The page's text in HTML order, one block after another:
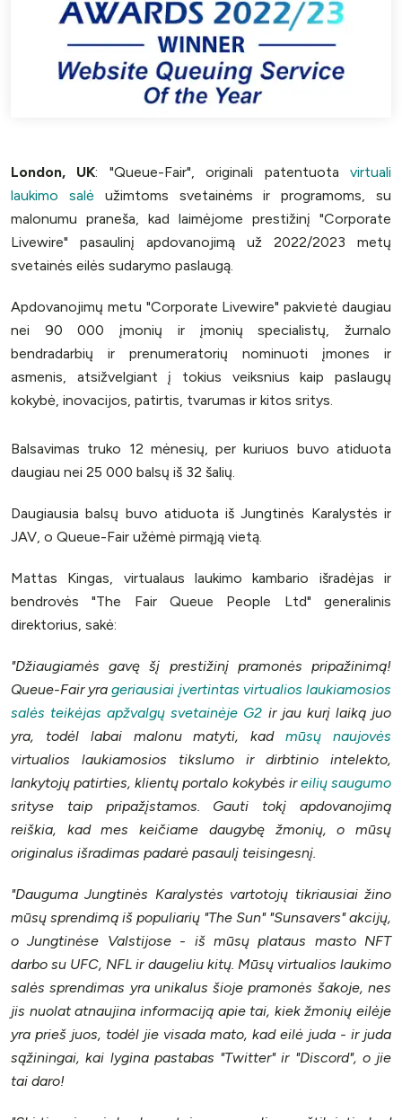
London, UK: "Queue-Fair", originali patentuotavirtuali
laukimo salėužimtoms svetainėms ir programoms, su
malonumu praneša, kad laimėjome prestižinį "Corporate
Livewire" pasaulinį apdovanojimą už 2022/2023 metų
svetainės eilės sudarymo paslaugą.
Apdovanojimų metu "Corporate Livewire" pakvietė daugiau
nei 90 000 įmonių ir įmonių specialistų, žurnalo
bendradarbių ir prenumeratorių nominuoti įmones ir
asmenis, atsižvelgiant į tokius veiksnius kaip paslaugų
kokybė, inovacijos, patirtis, tvarumas ir kitos sritys.
Balsavimas truko 12 mėnesių, per kuriuos buvo atiduota
daugiau nei 25 000 balsų iš 32 šalių.
Daugiausia balsų buvo atiduota iš Jungtinės Karalystės ir
JAV, o Queue-Fair užėmė pirmąją vietą.
Mattas Kingas, virtualaus laukimo kambario išradėjas ir
bendrovės "The Fair Queue People Ltd" generalinis
direktorius, sakė:
"Džiaugiamės gavę šį prestižinį pramonės pripažinimą!
Queue-Fair yrageriausiai įvertintas virtualios laukiamosios
salės teikėjas apžvalgų svetainėje G2 ir jau kurį laiką juo
yra, todėl labai malonu matyti, kadmūsų naujovės
virtualios laukiamosios tikslumo ir dirbtinio intelekto,
lankytojų patirties, klientų portalo kokybės ireilių saugumo
srityse taip pripažįstamos. Gauti tokį apdovanojimą
reiškia, kad mes keičiame daugybę žmonių, o mūsų
originalus išradimas padarė pasaulį teisingesnį.
"Dauguma Jungtinės Karalystės vartotojų tikriausiai žino
mūsų sprendimą iš populiarių "The Sun" "Sunsavers" akcijų,
o Jungtinėse Valstijose - iš mūsų plataus masto NFT
darbo su UFC, NFL ir daugeliu kitų. Mūsų virtualios laukimo
salės sprendimas yra unikalus šioje pramonės šakoje, nes
jis nuolat atnaujina informaciją apie tai, kiek žmonių eilėje
yra prieš juos, todėl jie visada mato, kad eilė juda - ir juda
sąžiningai, kai lygina pastabas "Twitter" ir "Discord", o jie
tai daro!